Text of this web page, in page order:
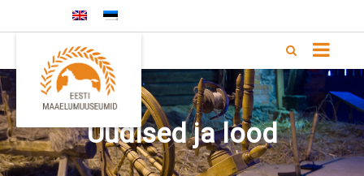
info@memu.ee
Uudised ja lood